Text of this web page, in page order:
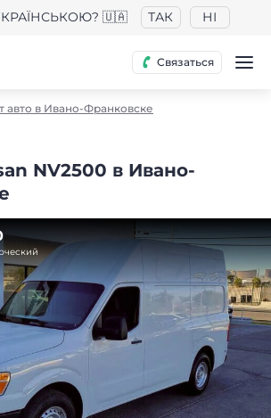
🇺🇦 ТАК НІ
Связаться
авто в Ивано-Франковске
NV2500 в Ивано-